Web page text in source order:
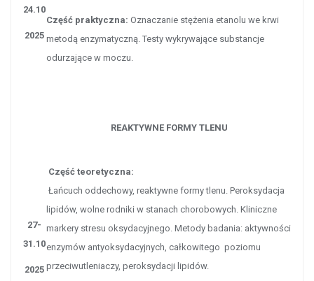
24.10
2025
Część praktyczna: Oznaczanie stężenia etanolu we krwi
metodą enzymatyczną. Testy wykrywające substancje
odurzające w moczu.
27-
31.10
2025
REAKTYWNE FORMY TLENU
Część teoretyczna:
Łańcuch oddechowy, reaktywne formy tlenu. Peroksydacja
lipidów, wolne rodniki w stanach chorobowych. Kliniczne
markery stresu oksydacyjnego. Metody badania: aktywności
enzymów antyoksydacyjnych, całkowitego poziomu
przeciwutleniaczy, peroksydacji lipidów.